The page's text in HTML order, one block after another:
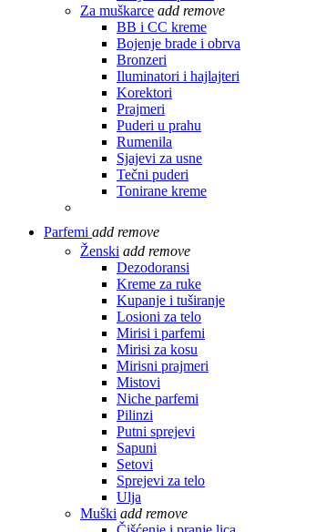
Za muškarce add remove
BB i CC kreme
Bojenje brade i obrva
Bronzeri
Iluminatori i hajlajteri
Korektori
Prajmeri
Puderi u prahu
Rumenila
Sjajevi za usne
Tečni puderi
Tonirane kreme
Parfemi add remove
Ženski add remove
Dezodoransi
Kreme za ruke
Kupanje i tuširanje
Losioni za telo
Mirisi i parfemi
Mirisi za kosu
Mirisni prajmeri
Mistovi
Niche parfemi
Pilinzi
Putni sprejevi
Sapuni
Setovi
Sprejevi za telo
Ulja
Muški add remove